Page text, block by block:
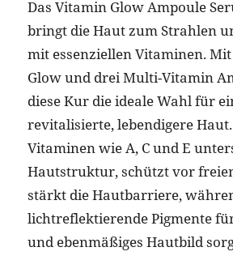
Das Vitamin Glow Ampoule
bringt die Haut zum Strahlen
mit essenziellen Vitaminen.
Glow und drei Multi-Vitamin
diese Kur die ideale Wahl für
revitalisierte, lebendigere
Vitaminen wie A, C und E
Hautstruktur, schützt vor
stärkt die Hautbarriere,
lichtreflektierende Pigmente
und ebenmäßiges Hautbild